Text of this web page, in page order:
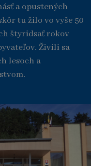
a opustených
tu žilo vo vyše 50
štyridsať rokov
Živili sa
lesoch a